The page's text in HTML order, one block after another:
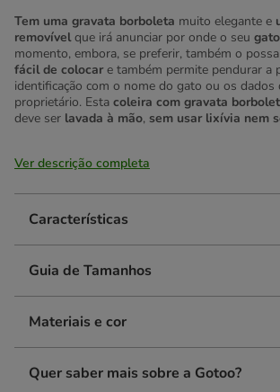
Tem uma gravata borboleta muito elegante e
removívelque irá anunciar por onde o seu gato
momento, embora, se preferir, também o
fácil de colocare também permite pendurar a
identificação com o nome do gato ou os dados
proprietário. Esta coleira com gravata
deve ser lavada à mão, sem usar lixívia nem
Ver descrição completa
Características
Guia de Tamanhos
Materiais e cor
Quer saber mais sobre a Gotoo?